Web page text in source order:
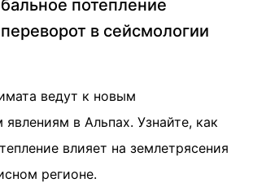
потепление
в сейсмологии
ведут к новым
в Альпах. Узнайте, как
влияет на землетрясения
регионе.